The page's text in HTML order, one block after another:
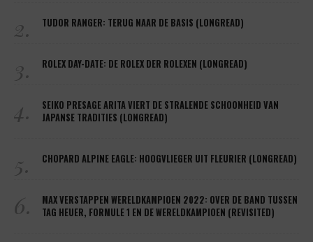
2. TUDOR RANGER: TERUG NAAR DE BASIS (LONGREAD)
3. ROLEX DAY-DATE: DE ROLEX DER ROLEXEN (LONGREAD)
4.
SEIKO PRESAGE ARITA VIERT DE STRALENDE SCHOONHEID VAN
JAPANSE TRADITIES (LONGREAD)
5. CHOPARD ALPINE EAGLE: HOOGVLIEGER UIT FLEURIER (LONGREAD)
6.
MAX VERSTAPPEN WERELDKAMPIOEN 2022: OVER DE BAND TUSSEN
TAG HEUER, FORMULE 1 EN DE WERELDKAMPIOEN (REVISITED)